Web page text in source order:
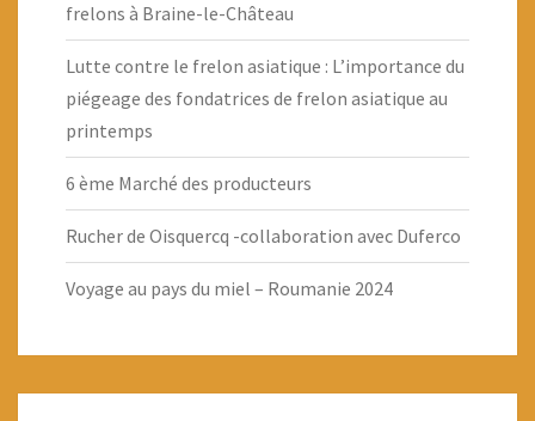
frelons à Braine-le-Château
Lutte contre le frelon asiatique : L’importance du
piégeage des fondatrices de frelon asiatique au
printemps
6 ème Marché des producteurs
Rucher de Oisquercq -collaboration avec Duferco
Voyage au pays du miel – Roumanie 2024